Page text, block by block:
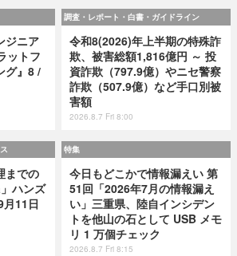
ジニア
ットフ
グ』8 /
調査・レポート・白書・ガイドライン
令和8(2026)年上半期の特殊詐
欺、被害総額1,816億円 ～ 投
資詐欺（797.9億）やニセ警察
詐欺（507.9億）など手口別被
害額
2026.8.7 Fri 8:00
までの
ハンズ
11日
特集
今日もどこかで情報漏えい 第
51回「2026年7月の情報漏え
い」三重県、陸自インシデン
トを他山の石として USB メモ
リ 1 万個チェック
2026.8.7 Fri 8:15